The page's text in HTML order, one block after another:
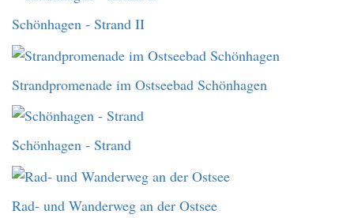
Schönhagen - Strand II
Strandpromenade im Ostseebad Schönhagen
Schönhagen - Strand
Rad- und Wanderweg an der Ostsee